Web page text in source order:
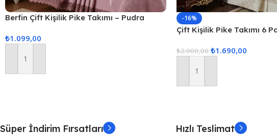
Berfin Çift Kişilik Pike Takımı – Pudra
₺1.099,00
Sepete Ekle
-16%
Çift Kişilik Pike Takımı 6
₺2.000,00 ₺1.690,00
Sepete Ekle
Süper İndirim Fırsatları Hızlı Teslimat